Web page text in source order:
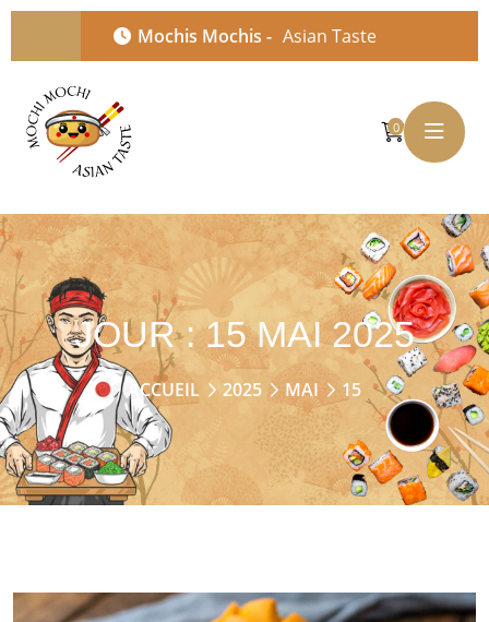
Mochis Mochis - Asian Taste
0
JOUR :15 MAI 2025
ACCUEIL 2025 MAI 15